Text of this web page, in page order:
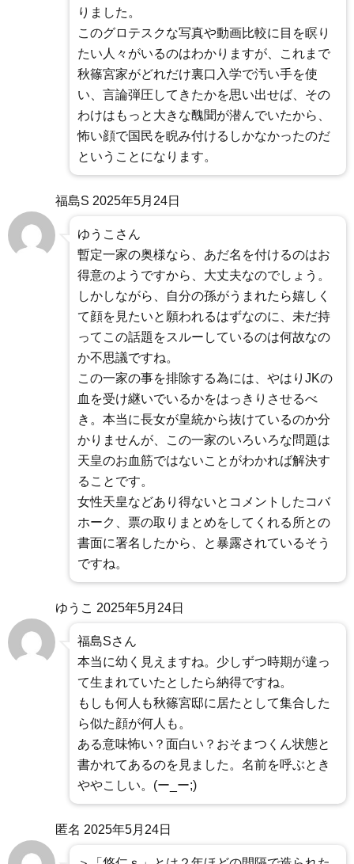
りました。
このグロテスクな写真や動画比較に目を瞑り
たい人々がいるのはわかりますが、これまで
秋篠宮家がどれだけ裏口入学で汚い手を使
い、言論弾圧してきたかを思い出せば、その
わけはもっと大きな醜聞が潜んでいたから、
怖い顔で国民を睨み付けるしかなかったのだ
ということになります。
福島S 2025年5月24日
ゆうこさん
暫定一家の奥様なら、あだ名を付けるのはお
得意のようですから、大丈夫なのでしょう。
しかしながら、自分の孫がうまれたら嬉しく
て顔を見たいと願われるはずなのに、未だ持
ってこの話題をスルーしているのは何故なの
か不思議ですね。
この一家の事を排除する為には、やはりJKの
血を受け継いでいるかをはっきりさせるべ
き。本当に長女が皇統から抜けているのか分
かりませんが、この一家のいろいろな問題は
天皇のお血筋ではないことがわかれば解決す
ることです。
女性天皇などあり得ないとコメントしたコバ
ホーク、票の取りまとめをしてくれる所との
書面に署名したから、と暴露されているそう
ですね。
ゆうこ 2025年5月24日
福島Sさん
本当に幼く見えますね。少しずつ時期が違っ
て生まれていたとしたら納得ですね。
もしも何人も秋篠宮邸に居たとして集合した
ら似た顔が何人も。
ある意味怖い？面白い？おそまつくん状態と
書かれてあるのを見ました。名前を呼ぶとき
ややこしい。(ー_ー;)
匿名 2025年5月24日